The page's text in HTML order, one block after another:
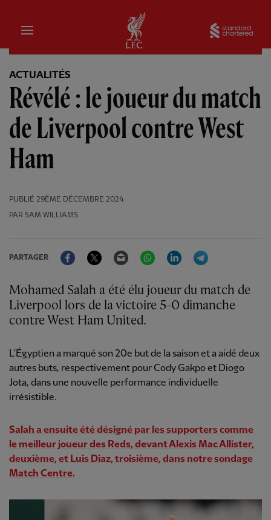
Domicile
ACTUALITÉS
Révélé : le joueur du match
de Liverpool contre West
Ham
PUBLIÉ 29ÈME DÉCEMBRE 2024
PAR SAM WILLIAMS
PARTAGER
FacebookTwitter Email WhatsAppLinkedIn
Mohamed Salah a été élu joueur du match de
Liverpool lors de la victoire 5-0 dimanche
contre West Ham United.
L'Égyptien a marqué son 20e but de la saison et a aidé deux
autres buts, respectivement pour Cody Gakpo et Diogo
Jota, dans une nouvelle performance individuelle
irrésistible.
Salah a ensuite été désigné par les supporters comme
le meilleur joueur des Reds, devant Alexis Mac Allister,
deuxième, et Luis Diaz, troisième, dans notre sondage
Match Centre.